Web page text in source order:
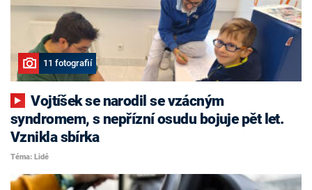
11 fotografií
Vojtíšek se narodil se vzácným
syndromem, s nepřízní osudu bojuje pět let.
Vznikla sbírka
Téma: Lidé